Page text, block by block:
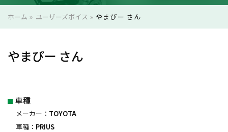
ホーム » ユーザーズボイス » やまぴー さん
やまぴー さん
車種
メーカー： TOYOTA
車種： PRIUS